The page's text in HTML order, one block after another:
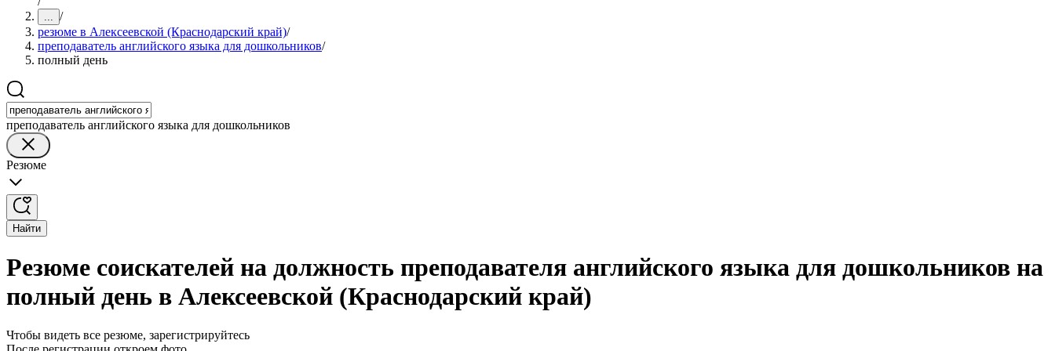
... /
резюме в Алексеевской (Краснодарский край)/
преподаватель английского языка для дошкольников/
полный день
преподаватель английского языка для дошкольников
Резюме
Найти
Резюме соискателей на должность преподавателя английского языка для дошкольников на
полный день в Алексеевской (Краснодарский край)
Чтобы видеть все резюме, зарегистрируйтесь